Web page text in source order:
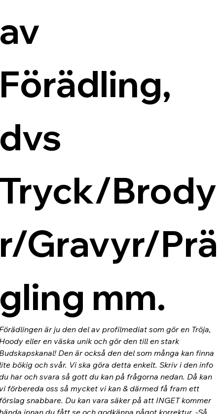
Brody
Gravyr/Prä
mm.
är ju den del av profilmediat som gör en Tröja,
eller en väska unik och gör den till en stark
Den är också den del som många kan finna
bökig och svår. Vi ska göra detta enkelt. Skriv i den info
har och svara så gott du kan på frågorna nedan. Då kan
förbereda oss så mycket vi kan & därmed få fram ett
snabbare. Du kan vara säker på att INGET kommer
innan du fått se och godkänna något korrektur. -Så